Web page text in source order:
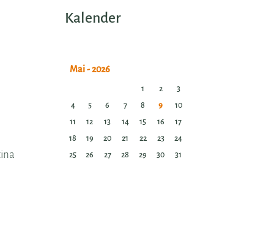
Kalender
1 2
3
4
5 6 7 8 9
10
11
12 13 14 15 16
17
18
19 20 21 22 23
24
25
26 27 28 29 30 31